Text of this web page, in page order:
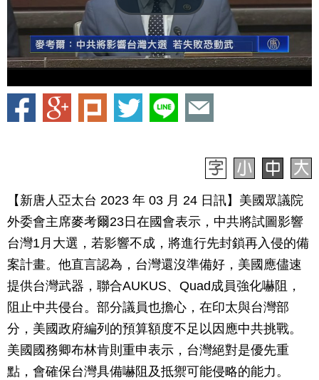
【新唐人亞太台 2023 年 03 月 24 日訊】美國眾議院
外委會主席麥考爾23日在國會表示，中共將試圖影響
台灣1月大選，若影響不成，將進行先封鎖再入侵的備
案計畫。他直言認為，台灣還沒準備好，美國應儘速
提供台灣武器，聯合AUKUS、Quad成員強化嚇阻，
阻止中共侵台。部分議員也擔心，在印太與台灣部
分，美國政府編列的預算額度不足以因應中共挑戰。
美國國務卿布林肯則重申表示，台灣絕對是優先重
點，會確保台灣具備嚇阻及抵禦可能侵略的能力。